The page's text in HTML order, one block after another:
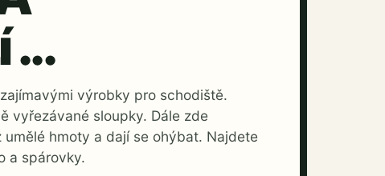
...
výrobky pro schodiště.
vyřezávané sloupky. Dále zde
umělé hmoty a dají se ohýbat. Najdete
a spárovky.